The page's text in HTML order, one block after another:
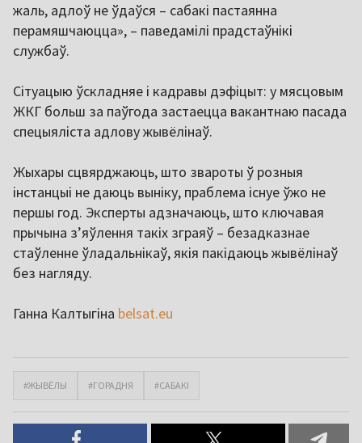
жаль, адлоў не ўдаўся – сабакі пастаянна
перамяшчаюцца», – паведамілі прадстаўнікі
службаў.
Сітуацыю ўскладняе і кадравы дэфіцыт: у мясцовым
ЖКГ больш за паўгода застаецца вакантнаю пасада
спецыяліста адлову жывёлінаў.
Жыхары сцвярджаюць, што звароты ў розныя
інстанцыі не даюць выніку, праблема існуе ўжо не
першы год. Эксперты адзначаюць, што ключавая
прычына з’яўлення такіх зграяў – безадказнае
стаўленне ўладальнікаў, якія пакідаюць жывёлінаў
без нагляду.
Ганна Калтыгіна belsat.eu
#ЖЫВЁЛЫ #ГОРАДНЯ #САБАКІ